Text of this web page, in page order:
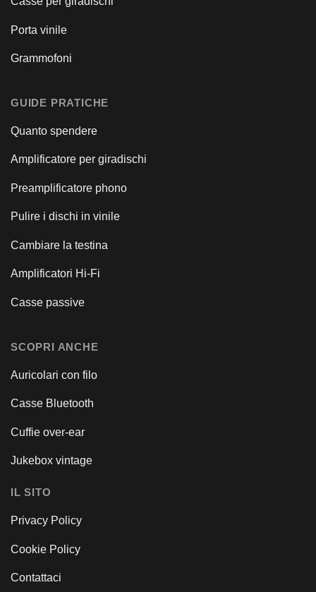
Porta vinile
Grammofoni
GUIDE PRATICHE
Quanto spendere
Amplificatore per giradischi
Preamplificatore phono
Pulire i dischi in vinile
Cambiare la testina
Amplificatori Hi-Fi
Casse passive
SCOPRI ANCHE
Auricolari con filo
Casse Bluetooth
Cuffie over-ear
Jukebox vintage
IL SITO
Privacy Policy
Cookie Policy
Contattaci